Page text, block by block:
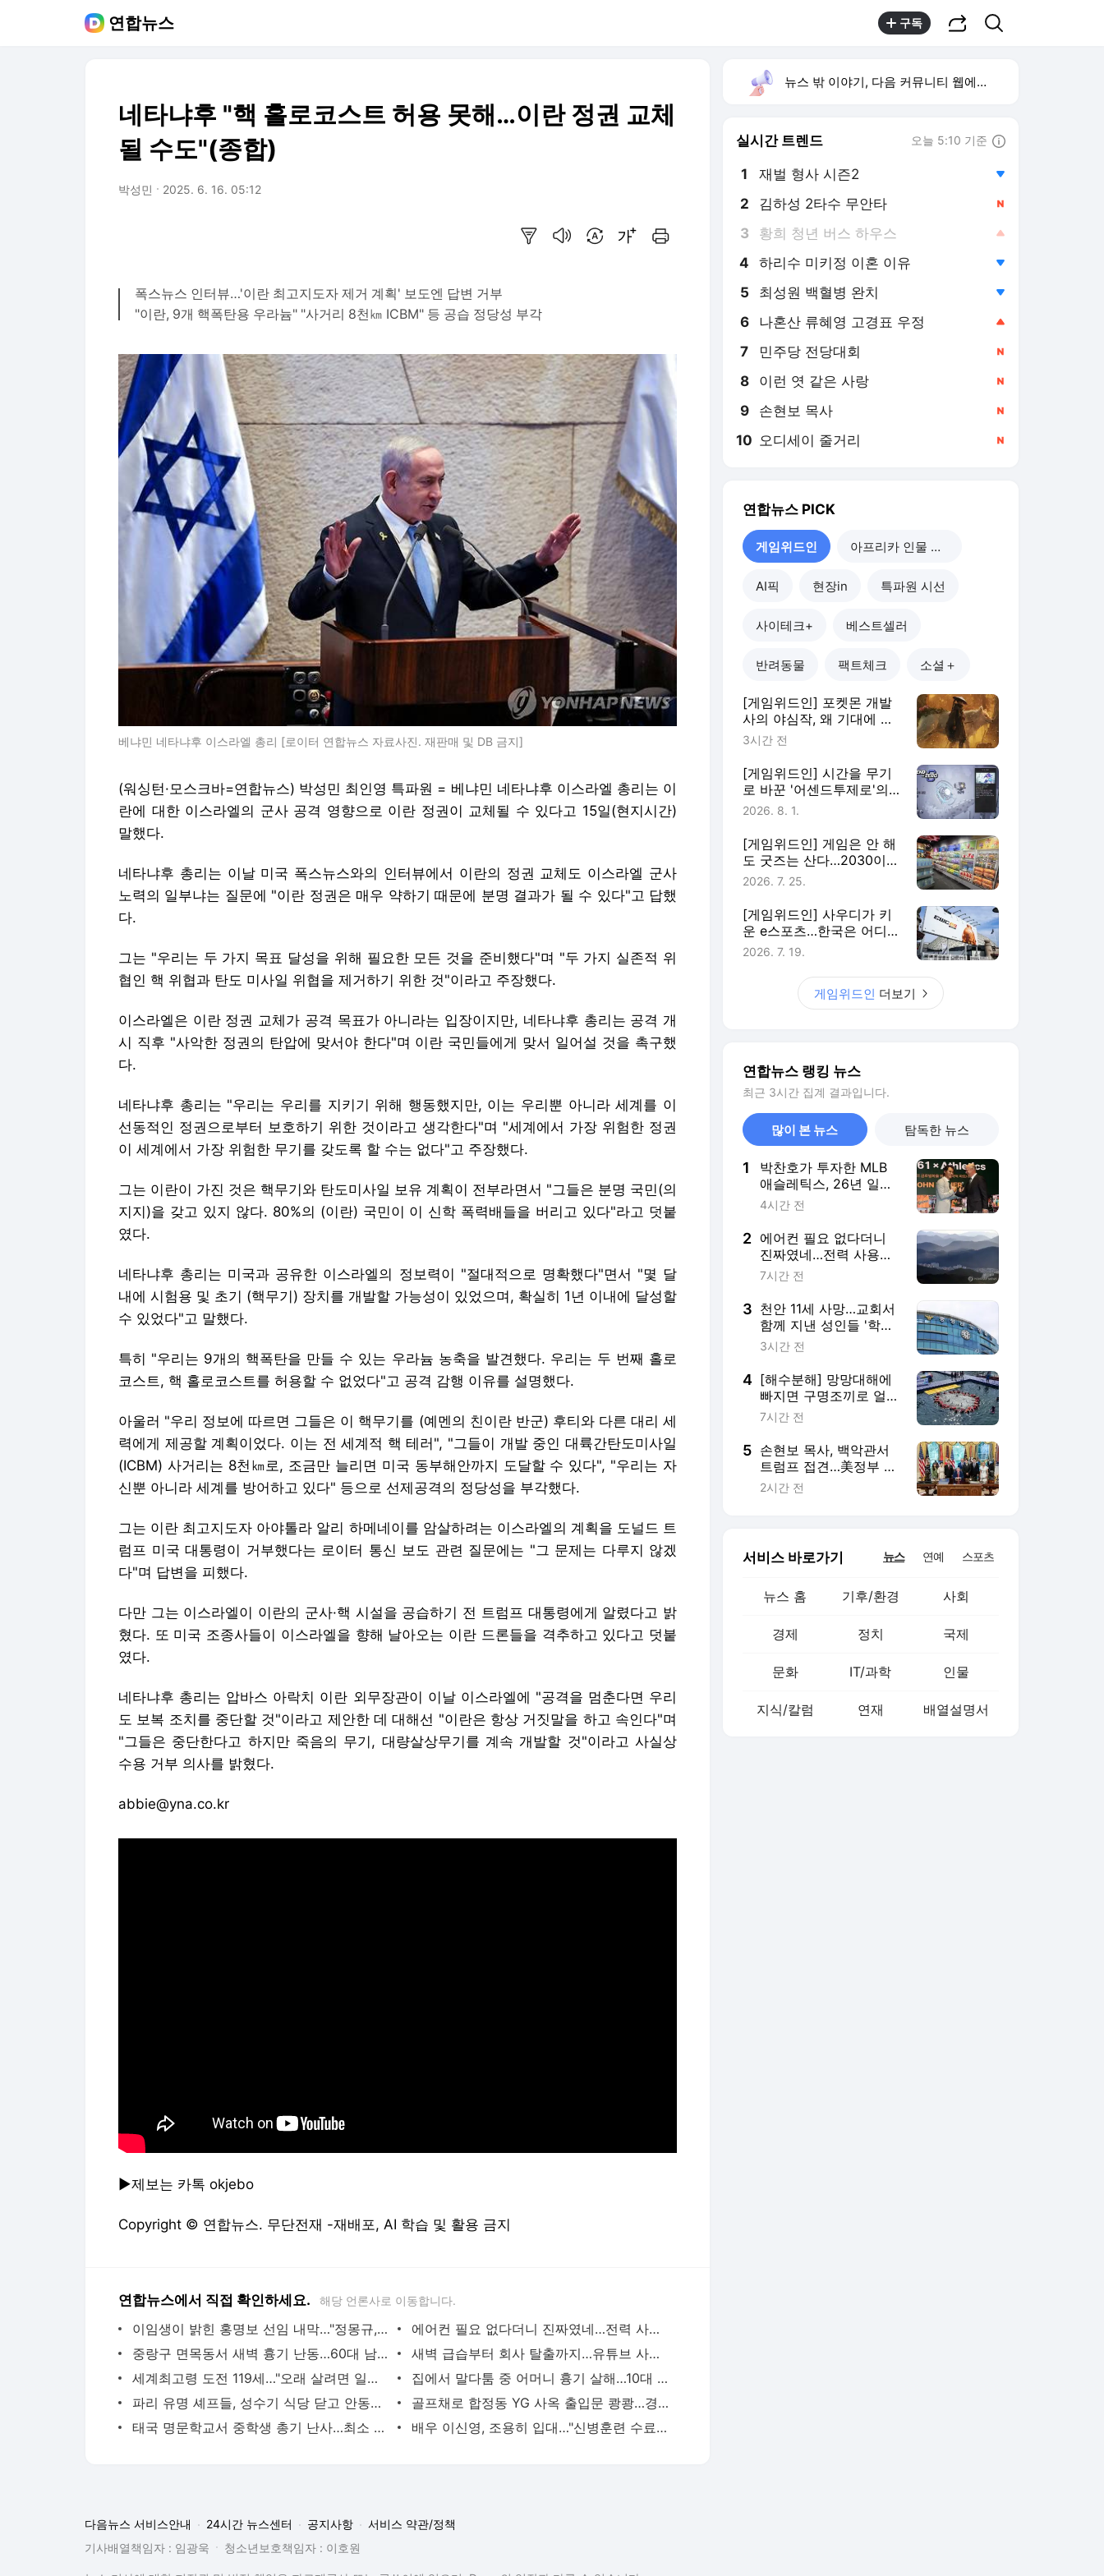
연합뉴스 구독
네타냐후 "핵 홀로코스트 허용 못해…이란 정권 교체
될 수도"(종합)
박성민 2025. 6. 16. 05:12
폭스뉴스 인터뷰…'이란 최고지도자 제거 계획' 보도엔 답변 거부
"이란, 9개 핵폭탄용 우라늄" "사거리 8천㎞ ICBM" 등 공습 정당성 부각
베냐민 네타냐후 이스라엘 총리 [로이터 연합뉴스 자료사진. 재판매 및 DB 금지]
(워싱턴·모스크바=연합뉴스) 박성민 최인영 특파원 = 베냐민 네타냐후 이스라엘 총리는 이
란에 대한 이스라엘의 군사 공격 영향으로 이란 정권이 교체될 수 있다고 15일(현지시간)
말했다.
네타냐후 총리는 이날 미국 폭스뉴스와의 인터뷰에서 이란의 정권 교체도 이스라엘 군사
노력의 일부냐는 질문에 "이란 정권은 매우 약하기 때문에 분명 결과가 될 수 있다"고 답했
다.
그는 "우리는 두 가지 목표 달성을 위해 필요한 모든 것을 준비했다"며 "두 가지 실존적 위
협인 핵 위협과 탄도 미사일 위협을 제거하기 위한 것"이라고 주장했다.
이스라엘은 이란 정권 교체가 공격 목표가 아니라는 입장이지만, 네타냐후 총리는 공격 개
시 직후 "사악한 정권의 탄압에 맞서야 한다"며 이란 국민들에게 맞서 일어설 것을 촉구했
다.
네타냐후 총리는 "우리는 우리를 지키기 위해 행동했지만, 이는 우리뿐 아니라 세계를 이
선동적인 정권으로부터 보호하기 위한 것이라고 생각한다"며 "세계에서 가장 위험한 정권
이 세계에서 가장 위험한 무기를 갖도록 할 수는 없다"고 주장했다.
그는 이란이 가진 것은 핵무기와 탄도미사일 보유 계획이 전부라면서 "그들은 분명 국민(의
지지)을 갖고 있지 않다. 80%의 (이란) 국민이 이 신학 폭력배들을 버리고 있다"라고 덧붙
였다.
네타냐후 총리는 미국과 공유한 이스라엘의 정보력이 "절대적으로 명확했다"면서 "몇 달
내에 시험용 및 초기 (핵무기) 장치를 개발할 가능성이 있었으며, 확실히 1년 이내에 달성할
수 있었다"고 말했다.
특히 "우리는 9개의 핵폭탄을 만들 수 있는 우라늄 농축을 발견했다. 우리는 두 번째 홀로
코스트, 핵 홀로코스트를 허용할 수 없었다"고 공격 감행 이유를 설명했다.
아울러 "우리 정보에 따르면 그들은 이 핵무기를 (예멘의 친이란 반군) 후티와 다른 대리 세
력에게 제공할 계획이었다. 이는 전 세계적 핵 테러", "그들이 개발 중인 대륙간탄도미사일
(ICBM) 사거리는 8천㎞로, 조금만 늘리면 미국 동부해안까지 도달할 수 있다", "우리는 자
신뿐 아니라 세계를 방어하고 있다" 등으로 선제공격의 정당성을 부각했다.
그는 이란 최고지도자 아야톨라 알리 하메네이를 암살하려는 이스라엘의 계획을 도널드 트
럼프 미국 대통령이 거부했다는 로이터 통신 보도 관련 질문에는 "그 문제는 다루지 않겠
다"며 답변을 피했다.
다만 그는 이스라엘이 이란의 군사·핵 시설을 공습하기 전 트럼프 대통령에게 알렸다고 밝
혔다. 또 미국 조종사들이 이스라엘을 향해 날아오는 이란 드론들을 격추하고 있다고 덧붙
였다.
네타냐후 총리는 압바스 아락치 이란 외무장관이 이날 이스라엘에 "공격을 멈춘다면 우리
도 보복 조치를 중단할 것"이라고 제안한 데 대해선 "이란은 항상 거짓말을 하고 속인다"며
"그들은 중단한다고 하지만 죽음의 무기, 대량살상무기를 계속 개발할 것"이라고 사실상
수용 거부 의사를 밝혔다.
abbie@yna.co.kr
▶제보는 카톡 okjebo
Copyright © 연합뉴스. 무단전재 -재배포, AI 학습 및 활용 금지
연합뉴스에서 직접 확인하세요. 해당 언론사로 이동합니다.
이임생이 밝힌 홍명보 선임 내막…"정몽규, TD판단 믿는다고 해"(종합) | 연합뉴스
에어컨 필요 없다더니 진짜였네…전력 사용량으로 본 냉방 도시 | 연합뉴스
중랑구 면목동서 새벽 흉기 난동…60대 남성 2명 사망 | 연합뉴스
새벽 급습부터 회사 탈출까지…유튜브 사로잡은 '날것'의 일상 | 연합뉴스
세계최고령 도전 119세…"오래 살려면 일하고 건강하게 먹어라" | 연합뉴스
집에서 말다툼 중 어머니 흉기 살해…10대 아들 체포 | 연합뉴스
파리 유명 셰프들, 성수기 식당 닫고 안동서 한식 배운다 | 연합뉴스
골프채로 합정동 YG 사옥 출입문 쾅쾅…경찰, 20대 여성 체포 | 연합뉴스
태국 명문학교서 중학생 총기 난사…최소 7명 살해(종합2보) | 연합뉴스
배우 이신영, 조용히 입대…"신병훈련 수료, 군 생활 집중" | 연합뉴스
뉴스 밖 이야기, 다음 커뮤니티 웹에서 보기
실시간 트렌드 오늘 5:10 기준
1 재벌 형사 시즌2
2 김하성 2타수 무안타
3 황희 청년 버스 하우스
4 하리수 미키정 이혼 이유
5 최성원 백혈병 완치
6 나혼산 류혜영 고경표 우정
7 민주당 전당대회
8 이런 엿 같은 사랑
9 손현보 목사
10 오디세이 줄거리
연합뉴스 PICK
게임위드인 아프리카 인물 열전
AI픽 현장in 특파원 시선
사이테크+ 베스트셀러
반려동물 팩트체크 소셜＋
[게임위드인] 포켓몬 개발
사의 야심작, 왜 기대에 못
미쳤나
3시간 전
[게임위드인] 시간을 무기
로 바꾼 '어센드투제로'의
실험
2026. 8. 1.
[게임위드인] 게임은 안 해
도 굿즈는 산다…2030이
게임에 남는 법
2026. 7. 25.
[게임위드인] 사우디가 키
운 e스포츠…한국은 어디에
있나
2026. 7. 19.
게임위드인 더보기
연합뉴스 랭킹 뉴스
최근 3시간 집계 결과입니다.
많이 본 뉴스 탐독한 뉴스
1
박찬호가 투자한 MLB
애슬레틱스, 26년 일한
포스트 단장과 결별
4시간 전
2 에어컨 필요 없다더니
진짜였네…전력 사용량
으로 본 냉방 도시
7시간 전
3 천안 11세 사망…교회서
함께 지낸 성인들 '학대
치사' 여부 수사
3시간 전
4 [해수분해] 망망대해에
빠지면 구명조끼로 얼마
나 버틸까
7시간 전
5 손현보 목사, 백악관서
트럼프 접견…美정부 인
사들과 잇단 접촉
2시간 전
서비스 바로가기 뉴스 연예 스포츠
뉴스 홈 기후/환경 사회
경제 정치 국제
문화 IT/과학 인물
지식/칼럼 연재 배열설명서
다음뉴스 서비스안내 24시간 뉴스센터 공지사항
서비스 약관/정책
기사배열책임자 : 임광욱
청소년보호책임자 : 이호원